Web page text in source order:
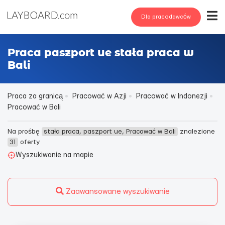
Dla pracodawców
Praca paszport ue stała praca w
Bali
Praca za granicą Pracować w Azji
Pracować w Indonezji
Pracować w Bali
Na prośbę stała praca, paszport ue, Pracować w Bali
znalezione
31
oferty
Wyszukiwanie na mapie
Zaawansowane wyszukiwanie